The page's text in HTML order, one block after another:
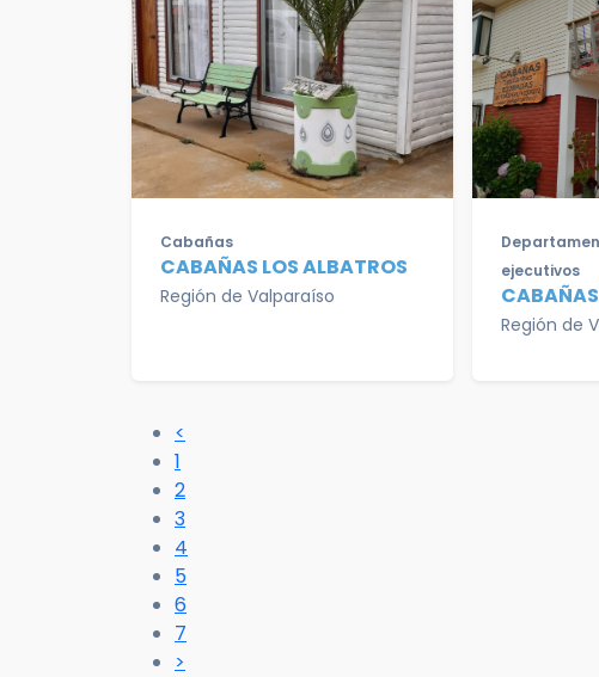
Cabañas
CABAÑAS LOS ALBATROS
Región de Valparaíso
ejecutivos
Región de
<
1
2
3
4
5
6
7
>